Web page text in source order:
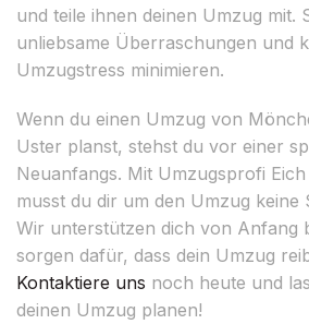
und teile ihnen deinen Umzug mit.
unliebsame Überraschungen und
Umzugstress minimieren.
Wenn du einen Umzug von
Uster planst, stehst du vor einer
Neuanfangs. Mit Umzugsprofi
musst du dir um den Umzug keine
Wir unterstützen dich von Anfang
sorgen dafür, dass dein Umzug
Kontaktiere uns noch heute und
deinen Umzug planen!